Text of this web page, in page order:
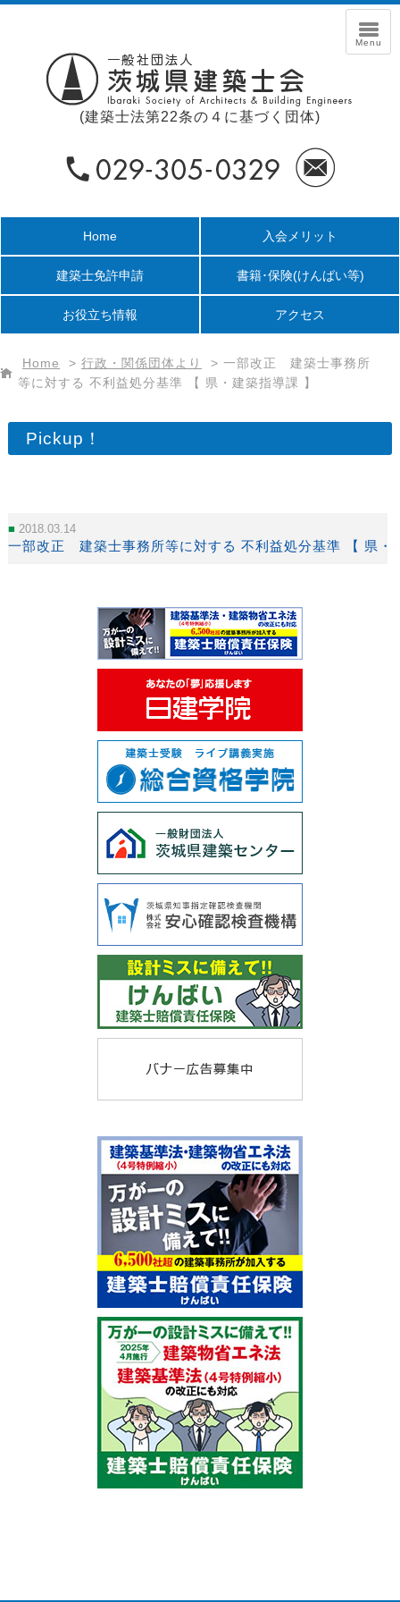
(建築士法第22条の４に基づく団体)
Home 入会メリット
建築士免許申請 書籍･保険(けんばい等)
お役立ち情報 アクセス
Home > 行政・関係団体より > 一部改正 建築士事務所
等に対する 不利益処分基準 【 県・建築指導課 】
Pickup！
2018.03.14
一部改正 建築士事務所等に対する 不利益処分基準 【 県・